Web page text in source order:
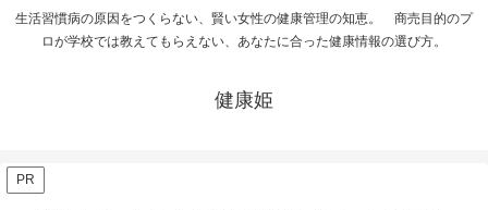
生活習慣病の原因をつくらない、賢い女性の健康管理の知恵。 商売目的のプ
ロが学校では教えてもらえない、あなたに合った健康情報の選び方。
健康姫
PR